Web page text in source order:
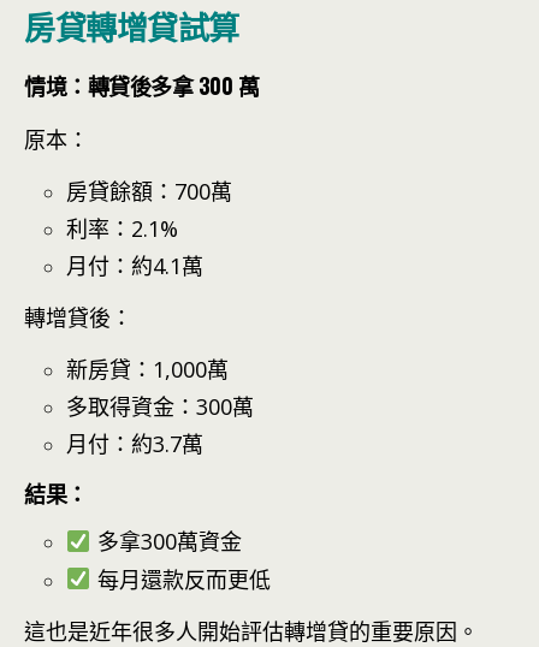
房貸轉增貸試算
情境：轉貸後多拿 300 萬
原本：
房貸餘額：700萬
利率：2.1%
月付：約4.1萬
轉增貸後：
新房貸：1,000萬
多取得資金：300萬
月付：約3.7萬
結果：
多拿300萬資金
每月還款反而更低
這也是近年很多人開始評估轉增貸的重要原因。